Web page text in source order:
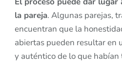
la pareja. Algunas parejas,
encuentran que la
abiertas pueden resultar en
y auténtico de lo que habían